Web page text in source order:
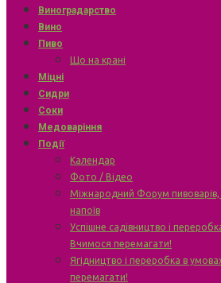
Виноградарство
Вино
Пиво
Що на крані
Міцні
Сидри
Соки
Медоваріння
Події
Календар
Фото / Відео
Міжнародний Форум пивоварів,
напоїв
Успішне садівництво і
Вчимося перемагати!
Ягідництво і переробка в
перемагати!